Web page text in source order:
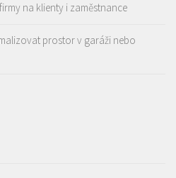
na klienty i zaměstnance
prostor v garáži nebo